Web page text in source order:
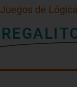
Juegos de Lógica